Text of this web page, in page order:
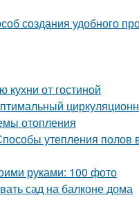
создания удобного
кухни от гостиной
отопления
утепления
руками: 100 фото
сад на балконе дома